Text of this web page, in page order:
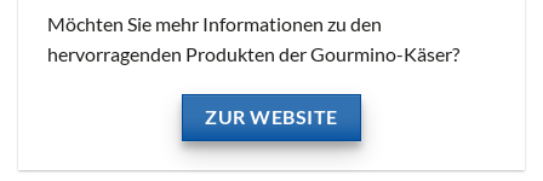
Möchten Sie mehr Informationen zu den
hervorragenden Produkten der Gourmino-Käser?
ZUR WEBSITE